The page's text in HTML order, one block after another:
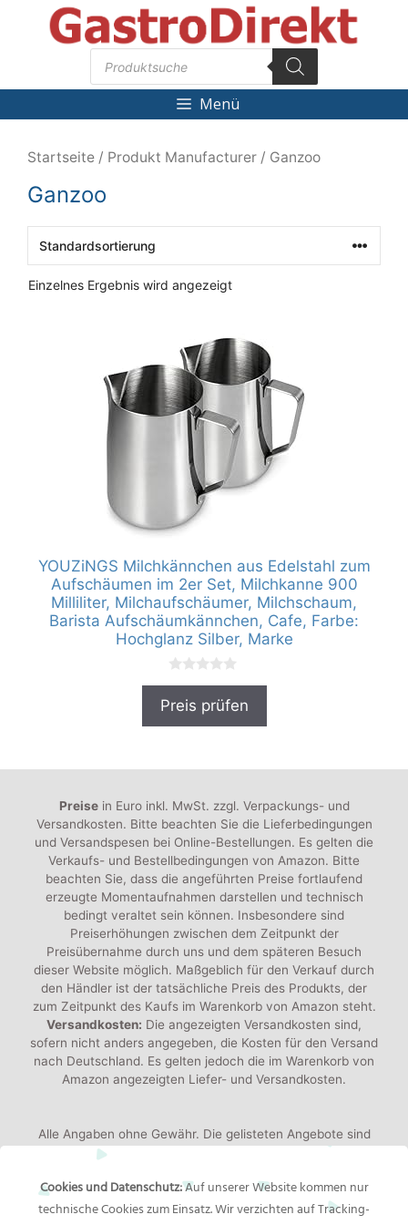
Products
search
Menü
Startseite / Produkt Manufacturer / Ganzoo
Ganzoo
Einzelnes Ergebnis wird angezeigt
YOUZiNGS Milchkännchen aus Edelstahl zum
Aufschäumen im 2er Set, Milchkanne 900
Milliliter, Milchaufschäumer, Milchschaum,
Barista Aufschäumkännchen, Cafe, Farbe:
Hochglanz Silber, Marke
0
o
Preis prüfen
Preisein Euro inkl. MwSt. zzgl. Verpackungs- und
Versandkosten. Bitte beachten Sie die Lieferbedingungen
und Versandspesen bei Online-Bestellungen. Es gelten die
Verkaufs- und Bestellbedingungen von Amazon. Bitte
beachten Sie, dass die angeführten Preise fortlaufend
erzeugte Momentaufnahmen darstellen und technisch
bedingt veraltet sein können. Insbesondere sind
Preiserhöhungen zwischen dem Zeitpunkt der
Preisübernahme durch uns und dem späteren Besuch
dieser Website möglich. Maßgeblich für den Verkauf durch
den Händler ist der tatsächliche Preis des Produkts, der
zum Zeitpunkt des Kaufs im Warenkorb von Amazon steht.
Versandkosten: Die angezeigten Versandkosten sind,
sofern nicht anders angegeben, die Kosten für den Versand
nach Deutschland. Es gelten jedoch die im Warenkorb von
Amazon angezeigten Liefer- und Versandkosten.
Alle Angaben ohne Gewähr. Die gelisteten Angebote sind
keine verbindlichen Werbeaussagen der Anbieter!
jeweiligen Händler oder Hersteller bereitgestellt. Das
gelieferte Produkt kann von den Bildern abweichen.
Cookies und Datenschutz:Auf unserer Website kommen nur
technische Cookies zum Einsatz. Wir verzichten auf Tracking-